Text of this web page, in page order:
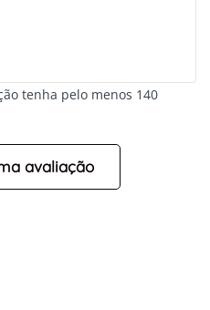
tenha pelo menos 140